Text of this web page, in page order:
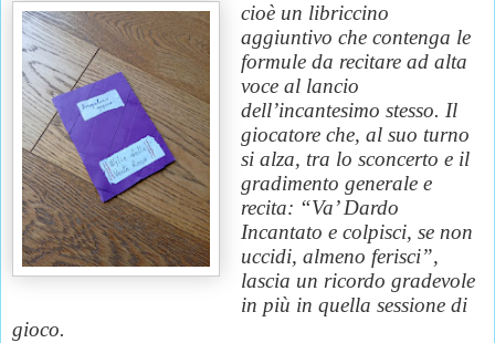
cioè un libriccino
aggiuntivo che contenga le
formule da recitare ad alta
voce al lancio
dell’incantesimo stesso. Il
giocatore che, al suo turno
si alza, tra lo sconcerto e il
gradimento generale e
recita: “Va’ Dardo
Incantato e colpisci, se non
uccidi, almeno ferisci”,
lascia un ricordo gradevole
in più in quella sessione di
gioco.